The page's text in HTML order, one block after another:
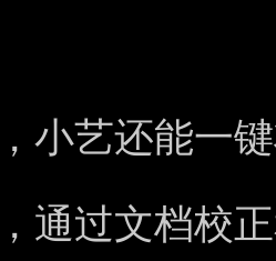
小艺还能一
通过文档校